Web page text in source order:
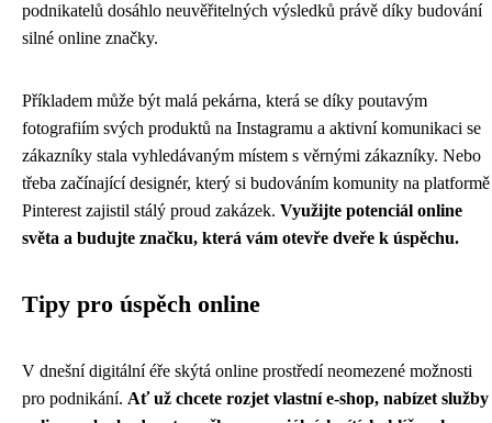
podnikatelů dosáhlo neuvěřitelných výsledků právě díky budování
silné online značky.
Příkladem může být malá pekárna, která se díky poutavým
fotografiím svých produktů na Instagramu a aktivní komunikaci se
zákazníky stala vyhledávaným místem s věrnými zákazníky. Nebo
třeba začínající designér, který si budováním komunity na platformě
Pinterest zajistil stálý proud zakázek. Využijte potenciál online
světa a budujte značku, která vám otevře dveře k úspěchu.
Tipy pro úspěch online
V dnešní digitální éře skýtá online prostředí neomezené možnosti
pro podnikání. Ať už chcete rozjet vlastní e-shop, nabízet služby